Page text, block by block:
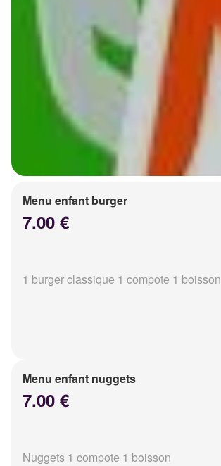
Menu enfant burger
7.00 €
1 burger classique 1 compote 1 boisson
Menu enfant nuggets
7.00 €
Nuggets 1 compote 1 boisson